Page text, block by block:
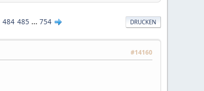
DRUCKEN
484 485 ... 754
#14160